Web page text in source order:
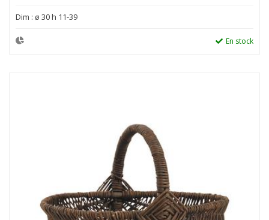
Dim : ø 30 h 11-39
En stock